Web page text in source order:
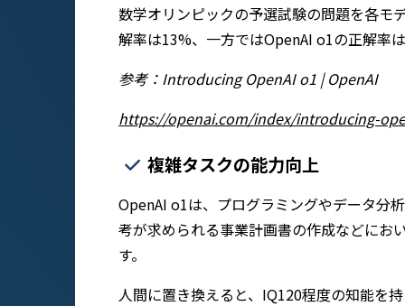
数学オリンピックの予選試験の問題を各モ
解率は13%、一方ではOpenAI o1の正解率
参考：Introducing OpenAI o1 | OpenAI
https://openai.com/index/introducing-
複雑タスクの能力向上
OpenAI o1は、プログラミングやデータ分
考が求められる事業計画書の作成などにお
す。
人間に置き換えると、IQ120程度の知能を